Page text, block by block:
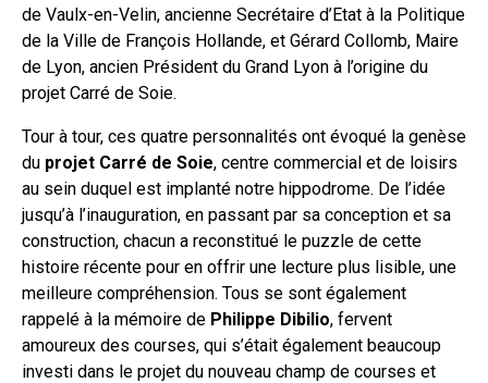
de Vaulx-en-Velin, ancienne Secrétaire d’Etat à la Politique
de la Ville de François Hollande, et Gérard Collomb, Maire
de Lyon, ancien Président du Grand Lyon à l’origine du
projet Carré de Soie.
Tour à tour, ces quatre personnalités ont évoqué la genèse
du projet Carré de Soie, centre commercial et de loisirs
au sein duquel est implanté notre hippodrome. De l’idée
jusqu’à l’inauguration, en passant par sa conception et sa
construction, chacun a reconstitué le puzzle de cette
histoire récente pour en offrir une lecture plus lisible, une
meilleure compréhension. Tous se sont également
rappelé à la mémoire de Philippe Dibilio, fervent
amoureux des courses, qui s’était également beaucoup
investi dans le projet du nouveau champ de courses et